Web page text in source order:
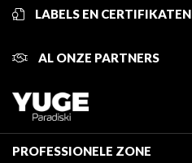
LABELS EN CERTIFIKATEN
AL ONZE PARTNERS
PROFESSIONELE ZONE